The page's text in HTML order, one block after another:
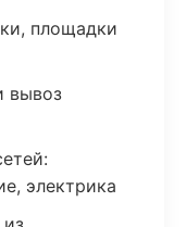
площадки
вывоз
электрика